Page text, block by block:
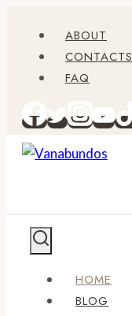
springen
ABOUT
CONTACTS
FAQ
HOME
BLOG